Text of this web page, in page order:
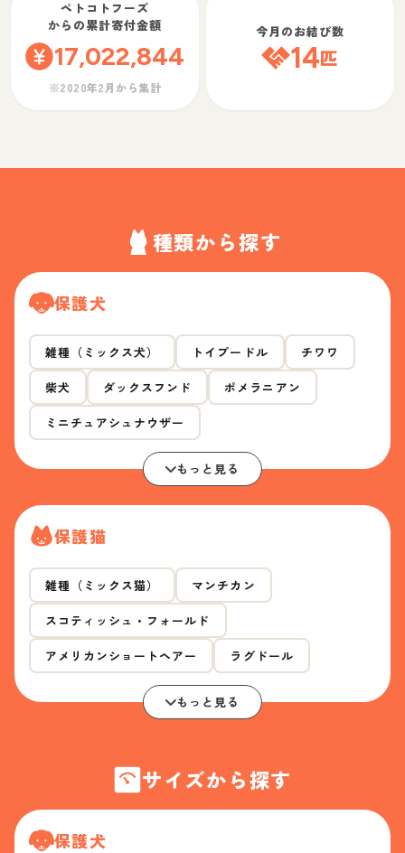
ペトコトフーズ
からの累計寄付金額
17,022,844
※2020年2月から集計
今月のお結び数
14匹
種類から探す
保護犬
雑種（ミックス犬） トイプードル チワワ
柴犬 ダックスフンド ポメラニアン
ミニチュアシュナウザー
もっと見る
保護猫
雑種（ミックス猫） マンチカン
スコティッシュ・フォールド
アメリカンショートヘアー ラグドール
もっと見る
サイズから探す
保護犬